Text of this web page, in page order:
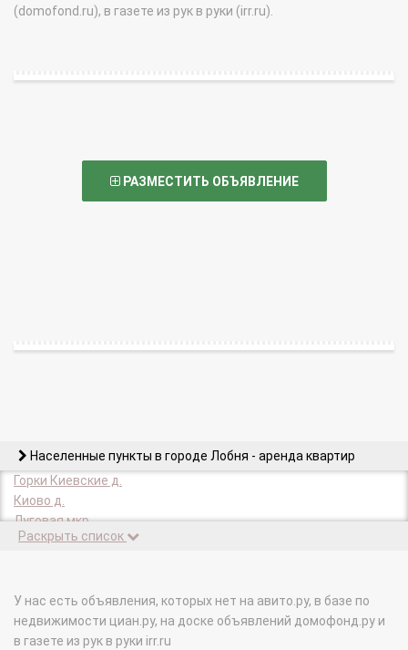
(domofond.ru), в газете из рук в руки (irr.ru).
РАЗМЕСТИТЬ ОБЪЯВЛЕНИЕ
Населенные пункты в городе Лобня - аренда квартир
Горки Киевские д.
Киово д.
Луговая мкр.
Нестериха д.
Раскрыть список
У нас есть объявления, которых нет на авито.ру, в базе по
недвижимости циан.ру, на доске объявлений домофонд.ру и
в газете из рук в руки irr.ru